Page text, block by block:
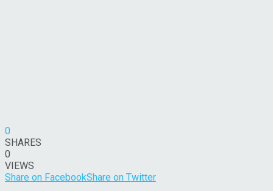
0
SHARES
0
VIEWS
Share on FacebookShare on Twitter